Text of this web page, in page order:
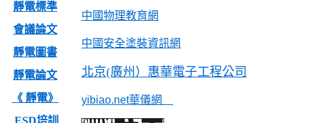
靜電標準
會議論文
靜電圖書
靜電論文
《 靜電》
ESD培訓
中國物理教育網
中國安全塗裝資訊網
北京(廣州）惠華電子工程公司
yibiao.net華儀網